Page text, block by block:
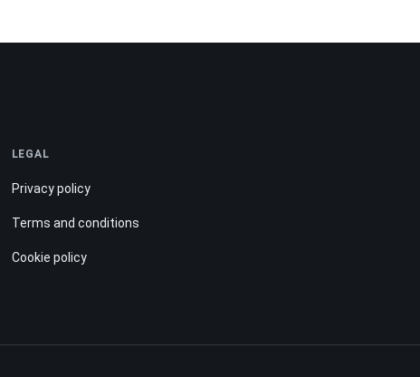
LEGAL
Privacy policy
Terms and conditions
Cookie policy